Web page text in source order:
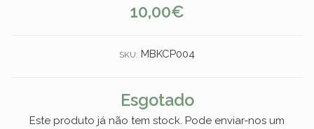
10,00€
SKU: MBKCP004
Esgotado
Este produto já não tem stock. Pode enviar-nos um